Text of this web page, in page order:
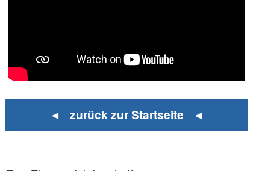
◄ zurück zur Startseite ◄